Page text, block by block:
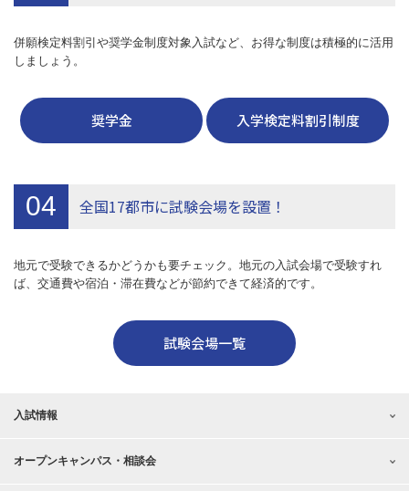
併願検定料割引や奨学金制度対象入試など、お得な制度は積極的に活用
しましょう。
奨学金 入学検定料割引制度
04 全国17都市に試験会場を設置！
地元で受験できるかどうかも要チェック。地元の入試会場で受験すれ
ば、交通費や宿泊・滞在費などが節約できて経済的です。
試験会場一覧
入試情報
オープンキャンパス・相談会